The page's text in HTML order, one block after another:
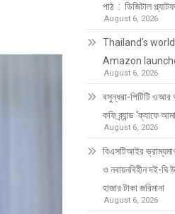
পাঠ : ডিজিটাল
August 6, 2026
Thailand’s
Amazon
August 6, 2026
বসুন্ধরা-পিটিটি ওআর
কফি ব্র্যান্ড ‘ক্যাফে
August 6, 2026
বিএসটিআইর
ও নবায়নবিহীন দই-ঘি
হাজার টাকা জরিমানা
August 6, 2026